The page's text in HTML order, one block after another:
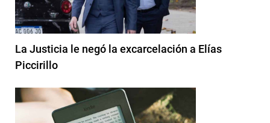
La Justicia le negó la excarcelación a Elías
Piccirillo